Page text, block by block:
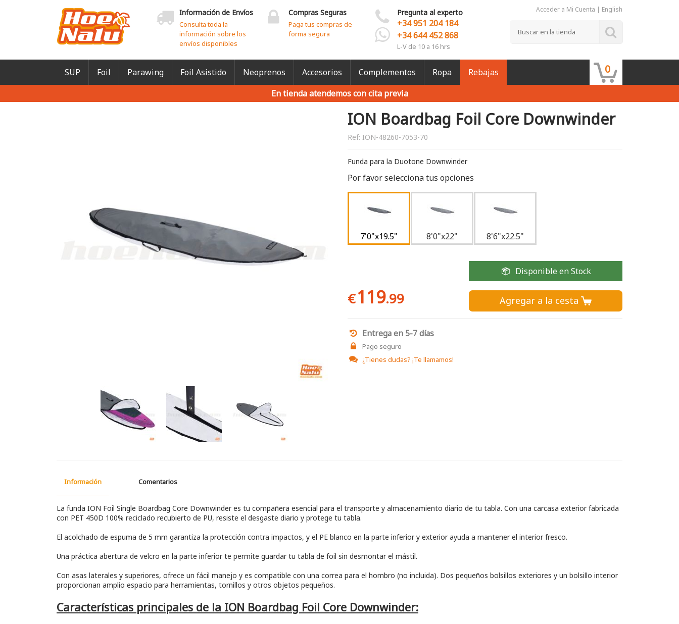
Información de Envíos
Consulta toda la
información sobre los
envíos disponibles
Compras Seguras
Paga tus compras de
forma segura
Pregunta al experto
+34 951 204 184
+34 644 452 868
L-V de 10 a 16 hrs
Acceder a Mi Cuenta | English
SUP Foil Parawing Foil Asistido Neoprenos Accesorios Complementos Ropa Rebajas 0
En tienda atendemos con cita previa
ION Boardbag Foil Core Downwinder
Ref: ION-48260-7053-70
Funda para la Duotone Downwinder
Por favor selecciona tus opciones
7'0"x19.5" 8'0"x22" 8'6"x22.5"
€119.99
Disponible en Stock
Agregar a la cesta 
Entrega en 5-7 días
Pago seguro
¿Tienes dudas? ¡Te llamamos!
Información Comentarios
La funda ION Foil Single Boardbag Core Downwinder es tu compañera esencial para el transporte y almacenamiento diario de tu tabla. Con una carcasa exterior fabricada
con PET 450D 100% reciclado recubierto de PU, resiste el desgaste diario y protege tu tabla.
El acolchado de espuma de 5 mm garantiza la protección contra impactos, y el PE blanco en la parte inferior y exterior ayuda a mantener el interior fresco.
Una práctica abertura de velcro en la parte inferior te permite guardar tu tabla de foil sin desmontar el mástil.
Con asas laterales y superiores, ofrece un fácil manejo y es compatible con una correa para el hombro (no incluida). Dos pequeños bolsillos exteriores y un bolsillo interior
proporcionan amplio espacio para herramientas, tornillos y otros objetos pequeños.
Características principales de la ION Boardbag Foil Core Downwinder: